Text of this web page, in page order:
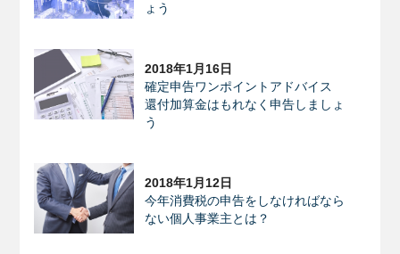
ょう
2018年1月16日
確定申告ワンポイントアドバイス
還付加算金はもれなく申告しましょ
う
2018年1月12日
今年消費税の申告をしなければなら
ない個人事業主とは？